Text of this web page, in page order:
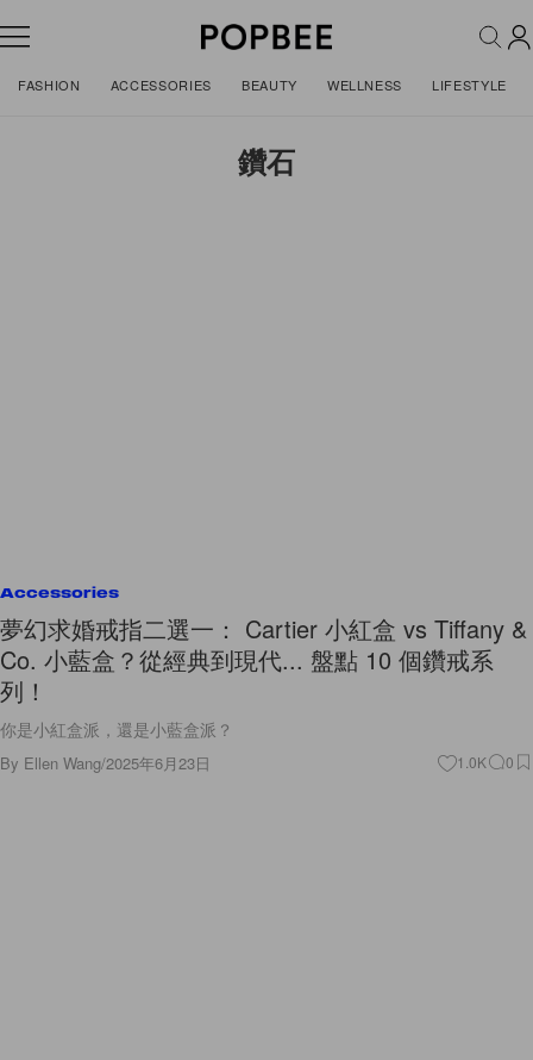
FASHION ACCESSORIES BEAUTY WELLNESS LIFESTYLE
鑽石
Accessories
夢幻求婚戒指二選一： Cartier 小紅盒 vs Tiffany &
Co. 小藍盒？從經典到現代... 盤點 10 個鑽戒系
列！
你是小紅盒派，還是小藍盒派？
By Ellen Wang/2025年6月23日 1.0K 0